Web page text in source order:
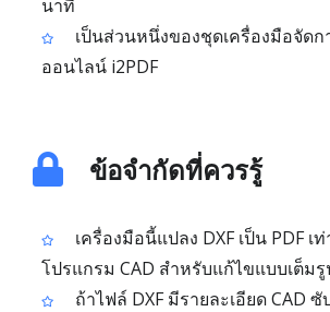
นาที
เป็นส่วนหนึ่งของชุดเครื่องมือจัดก
ออนไลน์ i2PDF
ข้อจำกัดที่ควรรู้
เครื่องมือนี้แปลง DXF เป็น PDF เ
โปรแกรม CAD สำหรับแก้ไขแบบเต็ม
ถ้าไฟล์ DXF มีรายละเอียด CAD